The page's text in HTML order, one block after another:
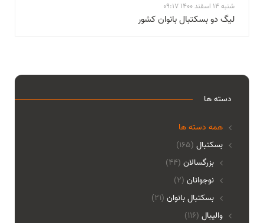
شنبه 14 اسفند 1400 09:17
لیگ دو بسکتبال بانوان کشور
دسته ها
همه دسته ها
(165) بسکتبال
بزرگسالان (44)
نوجوانان (2)
بسکتبال بانوان (21)
(116) والیبال